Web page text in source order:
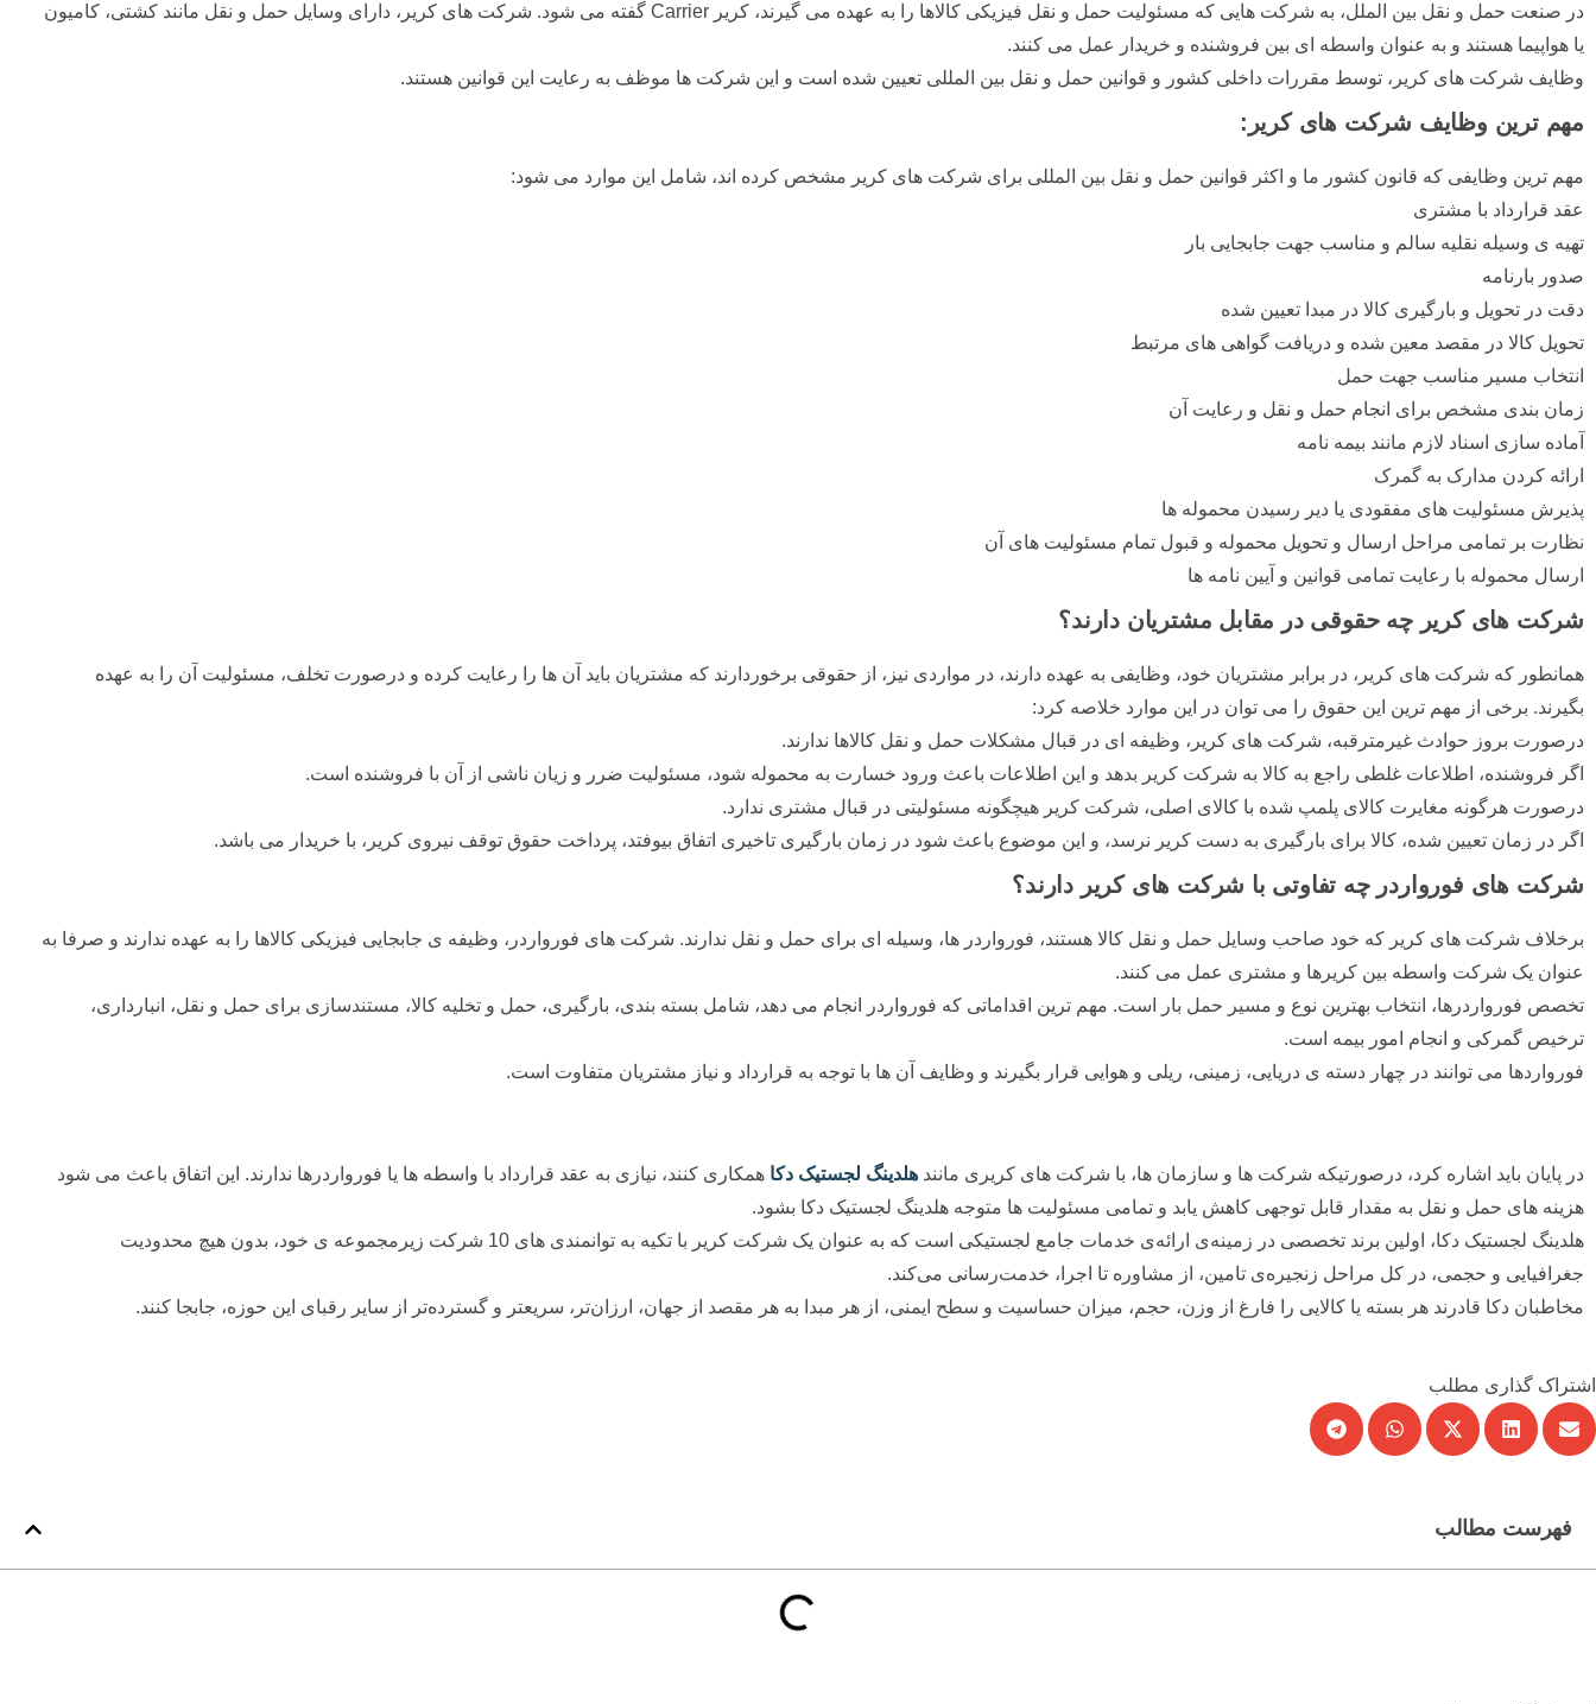
در صنعت حمل و نقل بین الملل، به شرکت هایی که مسئولیت حمل و نقل فیزیکی کالاها را به عهده می گیرند، کریر Carrier گفته می شود. شرکت های کریر، دارای وسایل حمل و نقل مانند کشتی، کامیون
یا هواپیما هستند و به عنوان واسطه ای بین فروشنده و خریدار عمل می کنند.
وظایف شرکت های کریر، توسط مقررات داخلی کشور و قوانین حمل و نقل بین المللی تعیین شده است و این شرکت ها موظف به رعایت این قوانین هستند.
مهم ترین وظایف شرکت های کریر:
مهم ترین وظایفی که قانون کشور ما و اکثر قوانین حمل و نقل بین المللی برای شرکت های کریر مشخص کرده اند، شامل این موارد می شود:
عقد قرارداد با مشتری
تهیه ی وسیله نقلیه سالم و مناسب جهت جابجایی بار
صدور بارنامه
دقت در تحویل و بارگیری کالا در مبدا تعیین شده
تحویل کالا در مقصد معین شده و دریافت گواهی های مرتبط
انتخاب مسیر مناسب جهت حمل
زمان بندی مشخص برای انجام حمل و نقل و رعایت آن
آماده سازی اسناد لازم مانند بیمه نامه
ارائه کردن مدارک به گمرک
پذیرش مسئولیت های مفقودی یا دیر رسیدن محموله ها
نظارت بر تمامی مراحل ارسال و تحویل محموله و قبول تمام مسئولیت های آن
ارسال محموله با رعایت تمامی قوانین و آیین نامه ها
شرکت های کریر چه حقوقی در مقابل مشتریان دارند؟
همانطور که شرکت های کریر، در برابر مشتریان خود، وظایفی به عهده دارند، در مواردی نیز، از حقوقی برخوردارند که مشتریان باید آن ها را رعایت کرده و درصورت تخلف، مسئولیت آن را به عهده
بگیرند. برخی از مهم ترین این حقوق را می توان در این موارد خلاصه کرد:
درصورت بروز حوادث غیرمترقبه، شرکت های کریر، وظیفه ای در قبال مشکلات حمل و نقل کالاها ندارند.
اگر فروشنده، اطلاعات غلطی راجع به کالا به شرکت کریر بدهد و این اطلاعات باعث ورود خسارت به محموله شود، مسئولیت ضرر و زیان ناشی از آن با فروشنده است.
درصورت هرگونه مغایرت کالای پلمپ شده با کالای اصلی، شرکت کریر هیچگونه مسئولیتی در قبال مشتری ندارد.
اگر در زمان تعیین شده، کالا برای بارگیری به دست کریر نرسد، و این موضوع باعث شود در زمان بارگیری تاخیری اتفاق بیوفتد، پرداخت حقوق توقف نیروی کریر، با خریدار می باشد.
شرکت های فورواردر چه تفاوتی با شرکت های کریر دارند؟
برخلاف شرکت های کریر که خود صاحب وسایل حمل و نقل کالا هستند، فورواردر ها، وسیله ای برای حمل و نقل ندارند. شرکت های فورواردر، وظیفه ی جابجایی فیزیکی کالاها را به عهده ندارند و صرفا به
عنوان یک شرکت واسطه بین کریرها و مشتری عمل می کنند.
تخصص فورواردرها، انتخاب بهترین نوع و مسیر حمل بار است. مهم ترین اقداماتی که فورواردر انجام می دهد، شامل بسته بندی، بارگیری، حمل و تخلیه کالا، مستندسازی برای حمل و نقل، انبارداری،
ترخیص گمرکی و انجام امور بیمه است.
فورواردها می توانند در چهار دسته ی دریایی، زمینی، ریلی و هوایی قرار بگیرند و وظایف آن ها با توجه به قرارداد و نیاز مشتریان متفاوت است.
در پایان باید اشاره کرد، درصورتیکه شرکت ها و سازمان ها، با شرکت های کریری مانند هلدینگ لجستیک دکا همکاری کنند، نیازی به عقد قرارداد با واسطه ها یا فورواردرها ندارند. این اتفاق باعث می شود
هزینه های حمل و نقل به مقدار قابل توجهی کاهش یابد و تمامی مسئولیت ها متوجه هلدینگ لجستیک دکا بشود.
هلدینگ لجستیک دکا، اولین برند تخصصی در زمینه‌ی ارائه‌ی خدمات جامع لجستیکی است که به عنوان یک شرکت کریر با تکیه به توانمندی های 10 شرکت زیرمجموعه ی خود، بدون هیچ محدودیت
جغرافیایی و حجمی، در کل مراحل زنجیره‌ی تامین، از مشاوره تا اجرا، خدمت‌رسانی می‌کند.
مخاطبان دکا قادرند هر بسته یا کالایی را فارغ از وزن، حجم، میزان حساسیت و سطح ایمنی، از هر مبدا به هر مقصد از جهان، ارزان‌تر، سریعتر و گسترده‌تر از سایر رقبای این حوزه، جابجا کنند.
اشتراک گذاری مطلب
فهرست مطالب